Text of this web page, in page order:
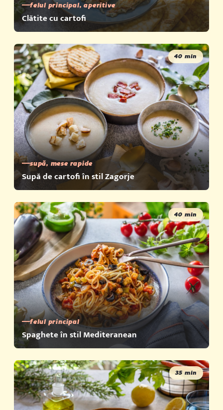
felul principal, aperitive
Clătite cu cartofi
40 min
supă, mese rapide
Supă de cartofi în stil Zagorje
40 min
felul principal
Spaghete în stil Mediteranean
35 min